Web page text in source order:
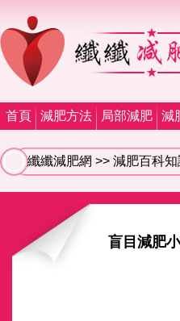
首頁 減肥方法 局部減肥 減
纖纖減肥網 >> 減肥百科知
盲目減肥